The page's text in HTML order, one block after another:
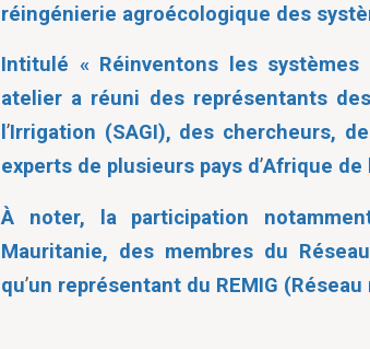
réingénierie agroécologique des
Intitulé « Réinventons les systèmes
atelier a réuni des représentants
’Irrigation (SAGI), des chercheurs,
experts de plusieurs pays d’Afrique de l
À noter, la participation
Mauritanie, des membres du
qu’un représentant du REMIG